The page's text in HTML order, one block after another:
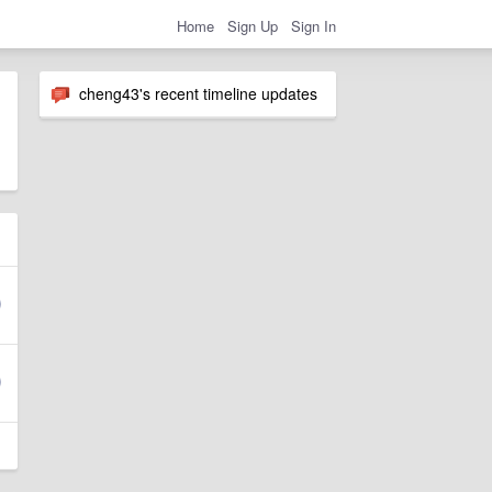
Home Sign Up Sign In
cheng43's recent timeline updates